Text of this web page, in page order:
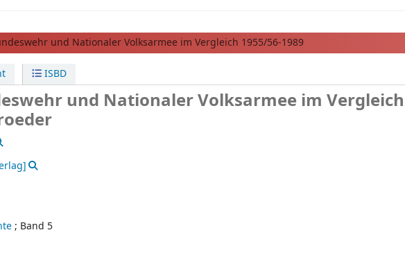
und Nationaler Volksarmee im Vergleich 1955/56-1989
ISBD
und Nationaler Volksarmee im Vergleich
; Band 5